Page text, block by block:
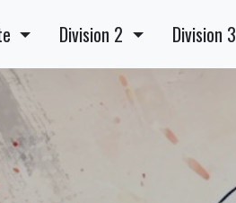
Division 2 Division 3